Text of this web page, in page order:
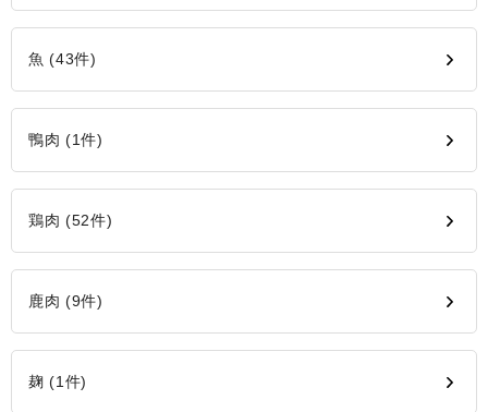
魚 (43件)
鴨肉 (1件)
鶏肉 (52件)
鹿肉 (9件)
麹 (1件)